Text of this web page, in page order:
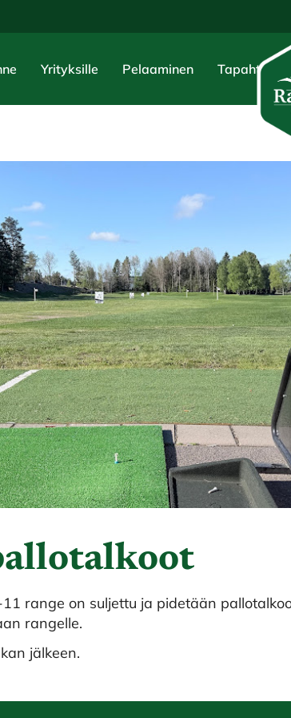
Yrityksille Pelaaminen Tapahtumat
range on suljettu ja pidetään
rangelle.
jälkeen.